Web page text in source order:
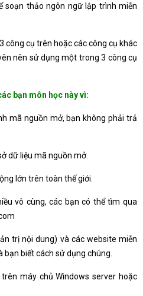
soạn thảo ngôn ngữ lập trình miễn
công cụ trên hoặc các công cụ khác
nên sử dụng một trong 3 công cụ
bạn môn học này vì:
mã nguồn mở, bạn không phải trả
dữ liệu mã nguồn mở.
lớn trên toàn thế giới.
vô cùng, các bạn có thể tìm qua
trị nội dung) và các website miễn
biết cách sử dụng chúng.
máy chủ Windows server hoặc